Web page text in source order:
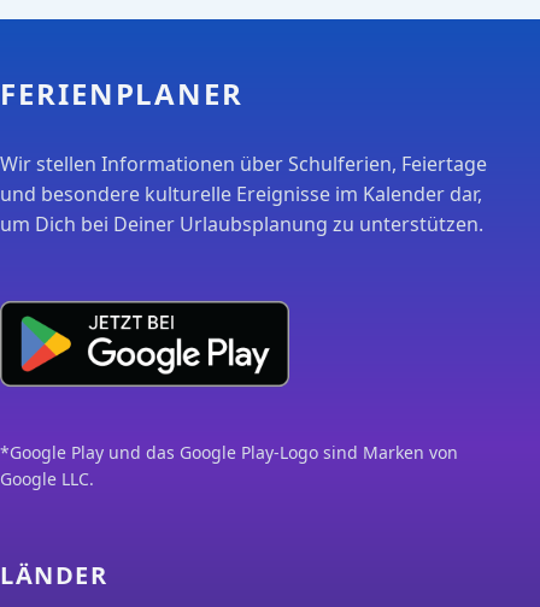
FERIENPLANER
Wir stellen Informationen über Schulferien, Feiertage
und besondere kulturelle Ereignisse im Kalender dar,
um Dich bei Deiner Urlaubsplanung zu unterstützen.
*Google Play und das Google Play-Logo sind Marken von
Google LLC.
LÄNDER